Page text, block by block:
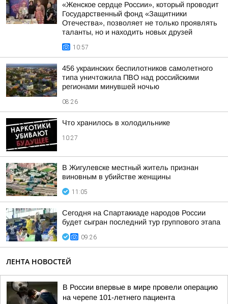
«Женское сердце России», который проводит
Государственный фонд «Защитники
Отечества», позволяет не только проявлять
таланты, но и находить новых друзей
10:57
456 украинских беспилотников самолетного
типа уничтожила ПВО над российскими
регионами минувшей ночью
08:26
Что хранилось в холодильнике
10:27
В Жигулевске местный житель признан
виновным в убийстве женщины
11:05
Сегодня на Спартакиаде народов России
будет сыгран последний тур группового этапа
09:26
ЛЕНТА НОВОСТЕЙ
В России впервые в мире провели операцию
на черепе 101-летнего пациента